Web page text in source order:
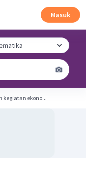
Masuk
kegiatan ekono...